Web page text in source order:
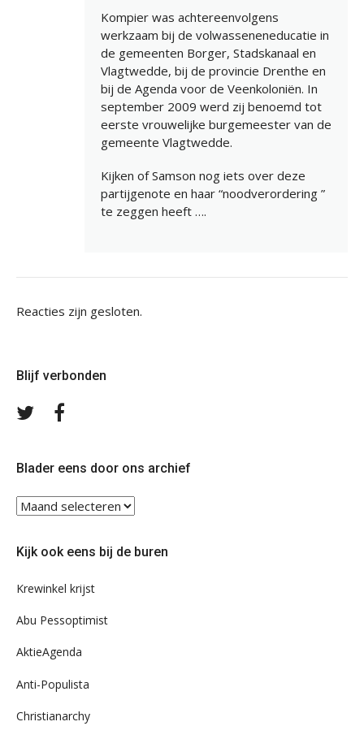
Kompier was achtereenvolgens
werkzaam bij de volwasseneneducatie in
de gemeenten Borger, Stadskanaal en
Vlagtwedde, bij de provincie Drenthe en
bij de Agenda voor de Veenkoloniën. In
september 2009 werd zij benoemd tot
eerste vrouwelijke burgemeester van de
gemeente Vlagtwedde.
Kijken of Samson nog iets over deze
partijgenote en haar “noodverordering ”
te zeggen heeft ….
Reacties zijn gesloten.
Blijf verbonden
Volg
Blader eens door ons archief
Blader
eens
ons
Kijk ook eens bij de buren
Krewinkel krijst
Abu Pessoptimist
AktieAgenda
Anti-Populista
Christianarchy